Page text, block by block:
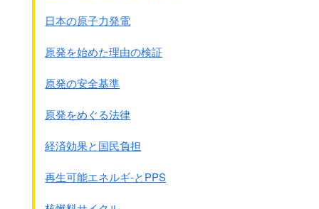
他の締約国の領域内に遺棄したすべての
4 締約国は、この条約に従い、
占有する化学兵器生産施設
存在する化学兵器生産設備を
5 締約国は、暴動鎮圧剤を戦争の方法として
第二条 定義及び基準
日本の原子力発電
原発を始めた理由の検証
原発の安全基準
原発をめぐる法律
経済効果と国民負担
再生可能エネルギ-とPPS